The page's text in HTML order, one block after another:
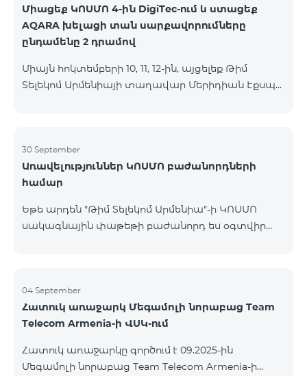
Միացեք ԿՈՍՄՈ 4-ին DigiTec-ում և ստացեք
AQARA խելացի տան սարքավորումները
ընդամենը 2 դրամով
Միայն հոկտեմբերի 10, 11, 12-ին, այցելեք Թիմ
Տելեկոմ Արմենիայի տաղավար Մերիդիան Էքսպո
բաժանորդագրությամբ և ստացեք
հնարավորություն ձեռք բերել AQARA Խելացի Տան
համակարգերը ընդամենը 2 դրամով․ AQARA
Ղեկավարման Սարք M100 (Hub M100) Միանալու
համար պարզապես պետք է անձնագրով
30 September
Առավելություններ ԿՈՍՄՈ բաժանորդների
համար
Եթե արդեն "Թիմ Տելեկոմ Արմենիա"-ի ԿՈՍՄՈ
սակագնային փաթեթի բաժանորդ ես օգտվիր
մեկ հպումով ու անսպառ ինտերնետով Smart
Place-ի Aqara սարքավորումներով։ ԿՈՍՄՈ
ծառայությունների փաթեթների գործող բոլոր
բերելու Aqara ապրանքանիշի խելացի
սարքավորումները հատուկ պայմաններով։
04 September
Հատուկ առաջարկ Մեգամոլի նորաբաց Team
Telecom Armenia-ի ՎՍԿ-ում
Հատուկ առաջարկը գործում է 09.2025-ին
Մեգամոլի նորաբաց Team Telecom Armenia-ի